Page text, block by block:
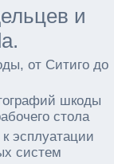
и
от Ситиго до
шкоды
стола
эсплуатации
систем